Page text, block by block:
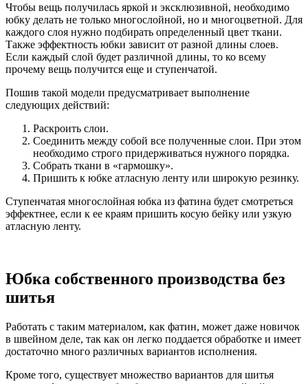
Чтобы вещь получилась яркой и эксклюзивной, необходимо
юбку делать не только многослойной, но и многоцветной. Для
каждого слоя нужно подбирать определенный цвет ткани.
Также эффектность юбки зависит от разной длины слоев.
Если каждый слой будет различной длины, то ко всему
прочему вещь получится еще и ступенчатой.
Пошив такой модели предусматривает выполнение
следующих действий:
Раскроить слои.
Соединить между собой все полученные слои. При этом
необходимо строго придерживаться нужного порядка.
Собрать ткани в «гармошку».
Пришить к юбке атласную ленту или широкую резинку.
Ступенчатая многослойная юбка из фатина будет смотреться
эффектнее, если к ее краям пришить косую бейку или узкую
атласную ленту.
Юбка собственного производства без
шитья
Работать с таким материалом, как фатин, может даже новичок
в швейном деле, так как он легко поддается обработке и имеет
достаточно много различных вариантов исполнения.
Кроме того, существует множество вариантов для шитья